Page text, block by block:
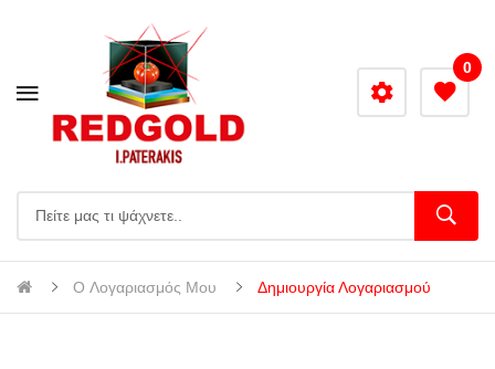
0
O Λογαριασμός Μου Δημιουργία Λογαριασμού